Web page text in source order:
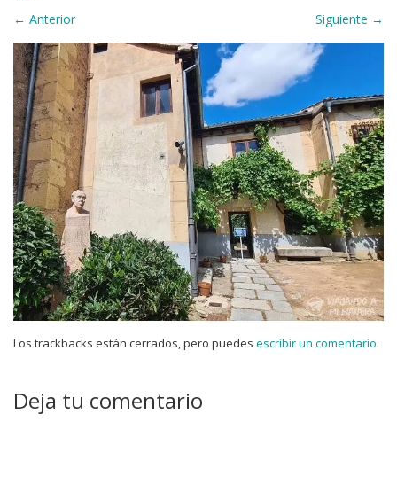
← Anterior Siguiente →
Los trackbacks están cerrados, pero puedes escribir un comentario.
Deja tu comentario